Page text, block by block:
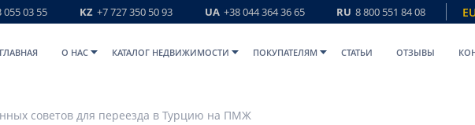
055 03 55 KZ +7 727 350 50 93 UA +38 044 364 36 65 RU 8 800 551 84 08
ГЛАВНАЯ O НАС КАТАЛОГ НЕДВИЖИМОСТИ ПОКУПАТЕЛЯМ СТАТЬИ ОТЗЫВЫ
советов для переезда в Турцию на ПМЖ